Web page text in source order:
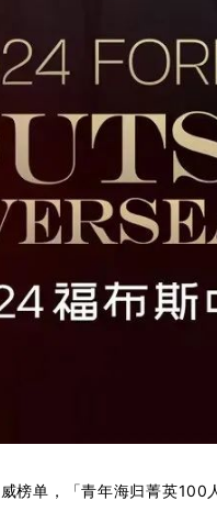
榜单，「青年海归菁英100